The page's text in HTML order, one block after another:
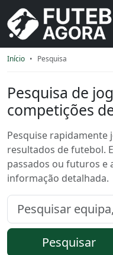
Início Pesquisa
Pesquisa de
competições
Pesquise rapidamente
resultados de futebol.
passados ou futuros e
informação detalhada.
Pesquisar
Pesquisar